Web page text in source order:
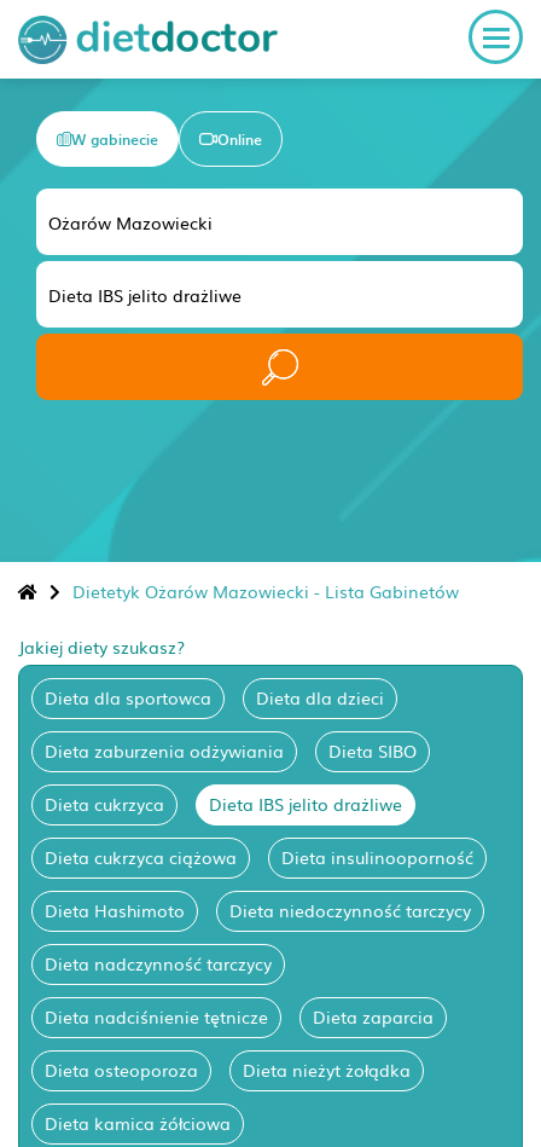
W gabinecie Online
Dietetyk Ożarów Mazowiecki - Lista Gabinetów
Jakiej diety szukasz?
Dieta dla sportowca Dieta dla dzieci
Dieta zaburzenia odżywiania Dieta SIBO
Dieta cukrzyca Dieta IBS jelito drażliwe
Dieta cukrzyca ciążowa Dieta insulinooporność
Dieta Hashimoto Dieta niedoczynność tarczycy
Dieta nadczynność tarczycy
Dieta nadciśnienie tętnicze Dieta zaparcia
Dieta osteoporoza Dieta nieżyt żołądka
Dieta kamica żółciowa